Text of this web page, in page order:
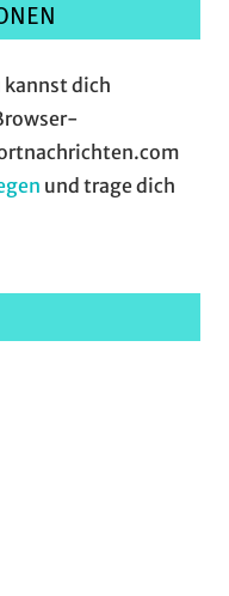
kannst dich
und trage dich